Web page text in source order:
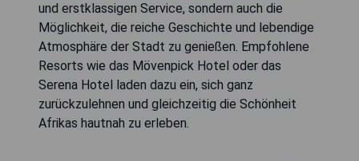
und erstklassigen Service, sondern auch die
Möglichkeit, die reiche Geschichte und lebendige
Atmosphäre der Stadt zu genießen. Empfohlene
Resorts wie das Mövenpick Hotel oder das
Serena Hotel laden dazu ein, sich ganz
zurückzulehnen und gleichzeitig die Schönheit
Afrikas hautnah zu erleben.